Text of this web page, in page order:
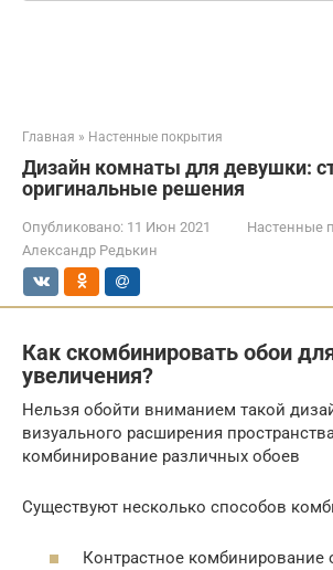
Главная » Настенные покрытия
Дизайн комнаты для девушки:
оригинальные решения
Опубликовано: 11 Июн 2021
Настенные
Александр Редькин
Как скомбинировать обои
увеличения?
Нельзя обойти вниманием такой
визуального расширения
комбинирование различных обоев
Существуют несколько способов
Контрастное комбинирование